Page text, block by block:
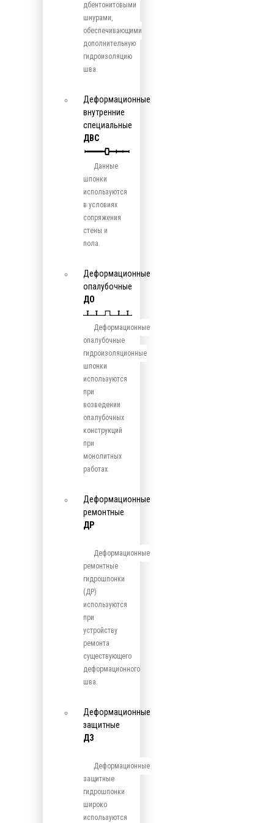
дбентонитовыми
шнурами,
обеспечивающими
дополнительную
гидроизоляцию
шва.
Деформационные
внутренние
специальные
ДВС
Данные
шпонки
используются
в условиях
сопряжения
стены и
пола.
Деформационные
опалубочные
ДО
Деформационные
опалубочные
гидроизоляционные
шпонки
используются
при
возведении
опалубочных
конструкций
при
монолитных
работах.
Деформационные
ремонтные
ДР
Деформационные
ремонтные
гидрошпонки
(ДР)
используются
при
устройству
ремонта
существующего
деформационного
шва.
Деформационные
защитные
ДЗ
Деформационные
защитные
гидрошпонки
широко
используются